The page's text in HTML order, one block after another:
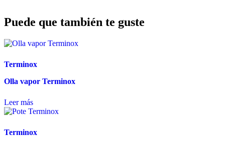
Puede que también te guste
Terminox
Olla vapor Terminox
Leer más
Terminox